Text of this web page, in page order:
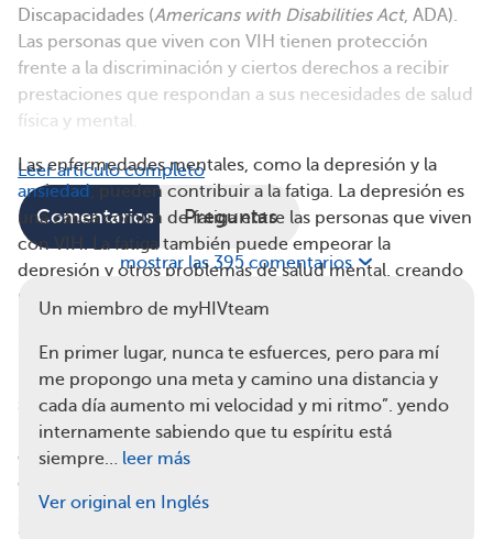
Discapacidades (Americans with Disabilities Act, ADA).
Las personas que viven con VIH tienen protección
frente a la discriminación y ciertos derechos a recibir
prestaciones que respondan a sus necesidades de salud
física y mental.
Las enfermedades mentales, como la depresión y la
ansiedad, pueden contribuir a la fatiga. La depresión es
una causa común de fatiga entre las personas que viven
con VIH. La fatiga también puede empeorar la
depresión y otros problemas de salud mental, creando
un círculo de reacciones negativas.
Enfermedades comórbidas
Las comorbilidades, o enfermedades concomitantes,
son frecuentes entre las personas que viven con VIH.
Enfermedades como la insuficiencia renal crónica, las
cardiopatías, la diabetes y el cáncer, así como algunos
de sus tratamientos, pueden contribuir a la fatiga.
El VIH en sí
Leer artículo completo
Comentarios Preguntas
mostrar las 395 comentarios
Un miembro de myHIVteam
En primer lugar, nunca te esfuerces, pero para mí
me propongo una meta y camino una distancia y
cada día aumento mi velocidad y mi ritmo”. yendo
internamente sabiendo que tu espíritu está
siempre… leer más
Ver original en Inglés